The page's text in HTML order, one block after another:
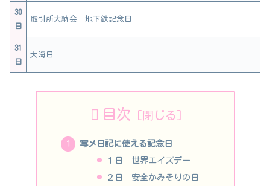
30
日
取引所大納会 地下鉄記念日
31
日
大晦日
目次
写メ日記に使える記念日
１日 世界エイズデー
２日 安全かみそりの日